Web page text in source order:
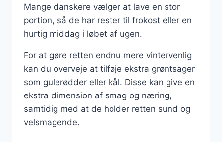
Mange danskere vælger at lave en stor
portion, så de har rester til frokost eller en
hurtig middag i løbet af ugen.
For at gøre retten endnu mere vintervenlig
kan du overveje at tilføje ekstra grøntsager
som gulerødder eller kål. Disse kan give en
ekstra dimension af smag og næring,
samtidig med at de holder retten sund og
velsmagende.